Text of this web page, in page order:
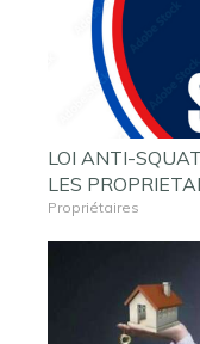
LOI ANTI-
LES
Propriétaires